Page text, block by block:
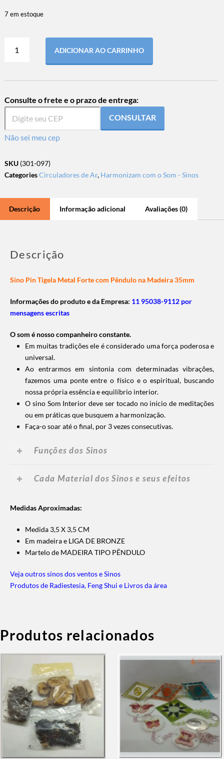
7 em estoque
ADICIONAR AO CARRINHO
Consulte o frete e o prazo de entrega:
CONSULTAR
Não sei meu cep
SKU (301-097)
CategoriesCirculadores de Ar, Harmonizam com o Som - Sinos
Descrição Informação adicional Avaliações (0)
Descrição
Sino Pin Tigela Metal Forte com Pêndulo na Madeira 35mm
Informações do produto e da Empresa: 11 95038-9112 por
mensagens escritas
O som é nosso companheiro constante.
Em muitas tradições ele é considerado uma força poderosa e
universal.
Ao entrarmos em sintonia com determinadas vibrações,
fazemos uma ponte entre o físico e o espiritual, buscando
nossa própria essência e equilíbrio interior.
O sino Som Interior deve ser tocado no início de meditações
ou em práticas que busquem a harmonização.
Faça-o soar até o final, por 3 vezes consecutivas.
Funções dos Sinos
Cada Material dos Sinos e seus efeitos
Medidas Aproximadas:
Medida 3,5 X 3,5 CM
Em madeira e LIGA DE BRONZE
Martelo de MADEIRA TIPO PÊNDULO
Veja outros sinos dos ventos e Sinos
Produtos de Radiestesia, Feng Shui e Livros da área
Produtos relacionados